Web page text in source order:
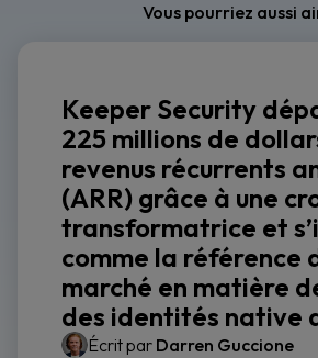
Vous pourriez aussi
Keeper Security
225 millions de
revenus récurrents
(ARR) grâce à une
transformatrice et
comme la référence
marché en matière
des identités native
Écrit par Darren Guccione